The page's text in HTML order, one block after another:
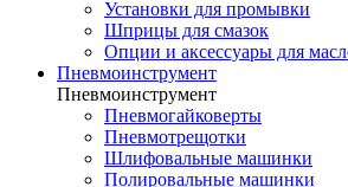
Установки для промывки
Шприцы для смазок
Опции и аксессуары для
Пневмоинструмент
Пневмоинструмент
Пневмогайковерты
Пневмотрещотки
Шлифовальные машинки
Полировальные машинки